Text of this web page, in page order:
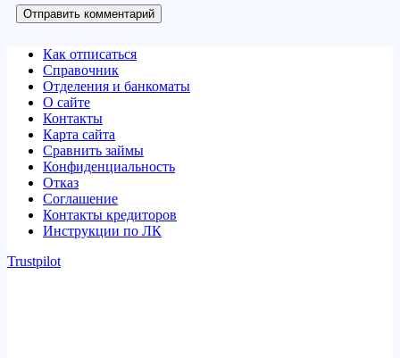
Отправить комментарий
Как отписаться
Справочник
Отделения и банкоматы
О сайте
Контакты
Карта сайта
Сравнить займы
Конфиденциальность
Отказ
Соглашение
Контакты кредиторов
Инструкции по ЛК
Trustpilot